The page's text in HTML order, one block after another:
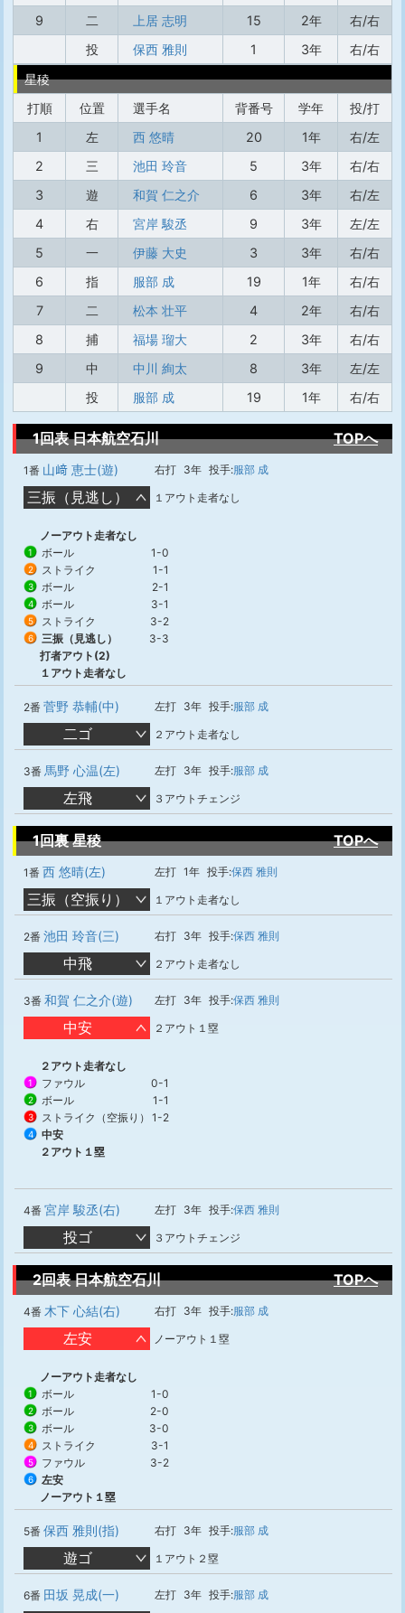
9
二 上居 志明 15 2年
右/右
投
保西 雅則 1 3年
右/右
星稜
打順
位置 選手名 背番号 学年
投/打
1
左 西 悠晴 20 1年
右/左
2
三 池田 玲音 5 3年
右/右
3
遊 和賀 仁之介 6 3年
右/左
4
右 宮岸 駿丞 9 3年
左/左
5
一 伊藤 大史 3 3年
右/右
6
指 服部 成 19 1年
右/右
7
二 松本 壮平 4 2年
右/右
8
捕 福場 瑠大 2 3年
右/右
9
中 中川 絢太 8 3年
左/左
投
服部 成 19 1年 右/右
1回表 日本航空石川 TOPへ
1番 山﨑 恵士(遊) 右打 3年 投手:服部 成
三振（見逃し） １アウト走者なし
ノーアウト走者なし
1 ボール 1-0
2 ストライク 1-1
3 ボール 2-1
4 ボール 3-1
5 ストライク 3-2
6 三振（見逃し）
3-3
打者アウト(2)
１アウト走者なし
2番 菅野 恭輔(中) 左打 3年 投手:服部 成
二ゴ ２アウト走者なし
3番 馬野 心温(左) 左打 3年 投手:服部 成
左飛 ３アウトチェンジ
1回裏 星稜 TOPへ
1番 西 悠晴(左) 左打 1年 投手:保西 雅則
三振（空振り） １アウト走者なし
2番 池田 玲音(三) 右打 3年 投手:保西 雅則
中飛 ２アウト走者なし
3番 和賀 仁之介(遊) 左打 3年 投手:保西 雅則
中安 ２アウト１塁
２アウト走者なし
1 ファウル 0-1
2 ボール 1-1
3 ストライク（空振り） 1-2
4
中安
２アウト１塁
4番 宮岸 駿丞(右) 左打 3年 投手:保西 雅則
投ゴ ３アウトチェンジ
2回表 日本航空石川 TOPへ
4番 木下 心結(右) 右打 3年 投手:服部 成
左安 ノーアウト１塁
ノーアウト走者なし
1 ボール 1-0
2 ボール 2-0
3 ボール 3-0
4 ストライク 3-1
5 ファウル 3-2
6
左安
ノーアウト１塁
5番 保西 雅則(指) 右打 3年 投手:服部 成
遊ゴ １アウト２塁
6番 田坂 晃成(一) 左打 3年 投手:服部 成